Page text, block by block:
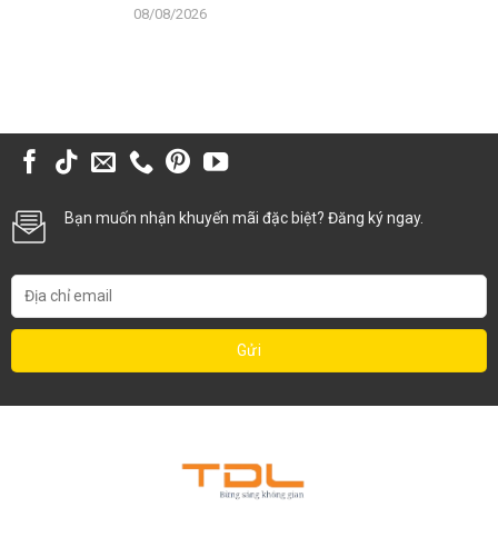
08/08/2026
Bạn muốn nhận khuyến mãi đặc biệt? Đăng ký ngay.